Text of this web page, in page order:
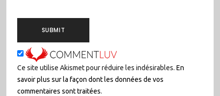
Ce site utilise Akismet pour réduire les indésirables. En
savoir plus sur la façon dont les données de vos
commentaires sont traitées.